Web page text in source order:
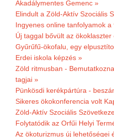
Akadálymentes Gemenc »
Elindult a Zöld-Aktív Szociális
Ingyenes online tanfolyamok
Új taggal bővült az ökoklaszter
Gyűrűfű-ökofalu, egy
Erdei iskola képzés »
Zöld ritmusban -
tagjai »
Pünkösdi kerékpártúra -
Sikeres ökokonferencia volt
Zöld-Aktív Szociális
Folytatódik az Orfűi Helyi
Az ökoturizmus új lehetőségei